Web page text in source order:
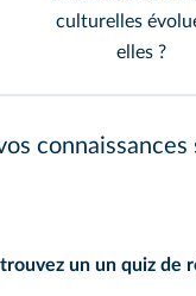
culturelles
elles ?
connaissances
un un quiz de